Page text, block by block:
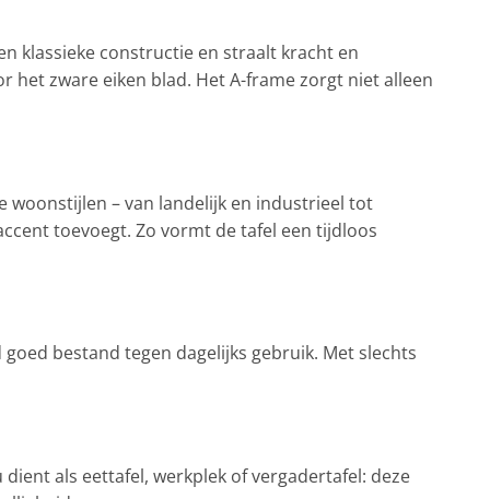
klassieke constructie en straalt kracht en
het zware eiken blad. Het A-frame zorgt niet alleen
woonstijlen – van landelijk en industrieel tot
toevoegt. Zo vormt de tafel een tijdloos
bestand tegen dagelijks gebruik. Met slechts
als eettafel, werkplek of vergadertafel: deze